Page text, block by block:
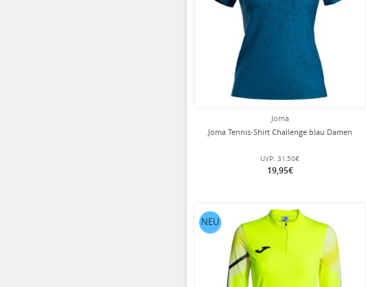
Joma
Joma Tennis-Shirt Challenge blau Damen
UVP: 31,50€
19,95€
NEU